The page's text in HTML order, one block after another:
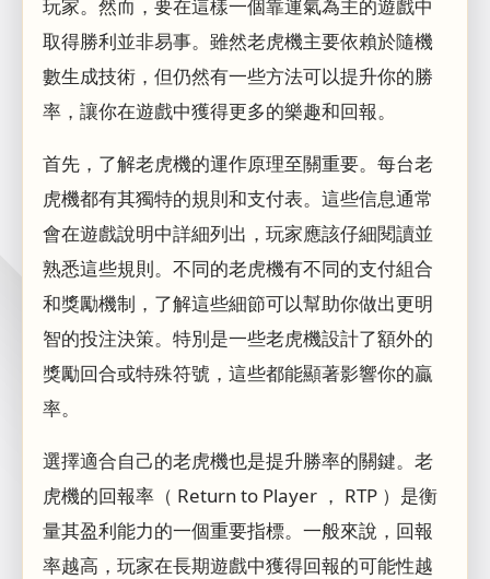
玩家。然而，要在這樣一個靠運氣為主的遊戲中
取得勝利並非易事。雖然老虎機主要依賴於隨機
數生成技術，但仍然有一些方法可以提升你的勝
率，讓你在遊戲中獲得更多的樂趣和回報。
首先，了解老虎機的運作原理至關重要。每台老
虎機都有其獨特的規則和支付表。這些信息通常
會在遊戲說明中詳細列出，玩家應該仔細閱讀並
熟悉這些規則。不同的老虎機有不同的支付組合
和獎勵機制，了解這些細節可以幫助你做出更明
智的投注決策。特別是一些老虎機設計了額外的
獎勵回合或特殊符號，這些都能顯著影響你的贏
率。
選擇適合自己的老虎機也是提升勝率的關鍵。老
虎機的回報率（ Return to Player ， RTP ）是衡
量其盈利能力的一個重要指標。一般來說，回報
率越高，玩家在長期遊戲中獲得回報的可能性越